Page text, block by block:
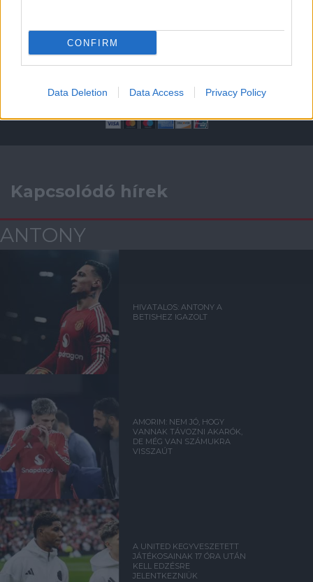
CONFIRM
Data Deletion Data Access Privacy Policy
Kapcsolódó hírek
ANTONY
HIVATALOS: ANTONY A
BETISHEZ IGAZOLT
AMORIM: NEM JÓ, HOGY
VANNAK TÁVOZNI AKARÓK,
DE MÉG VAN SZÁMUKRA
VISSZAÚT
A UNITED KEGYVESZETETT
JÁTÉKOSAINAK 17 ÓRA UTÁN
KELL EDZÉSRE
JELENTKEZNIÜK